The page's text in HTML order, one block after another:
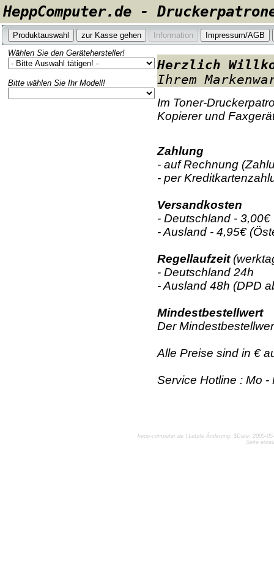
HeppComputer.de -
Wählen Sie den Gerätehersteller!
Bitte wählen Sie Ihr Modell!
Herzlich
Ihrem
Im Toner-
Kopierer und
Zahlung
- auf Rechnung
- per
Versandkosten
- Deutschland -
- Ausland - 4,95€
Regellaufzeit
- Deutschland 24h
- Ausland 48h (DPD
Mindestbestellwert
Der
Alle Preise sind in €
Service Hotline : Mo -
hepp-computer.de | Letzte Änderung: $Date: 2005-
Seite